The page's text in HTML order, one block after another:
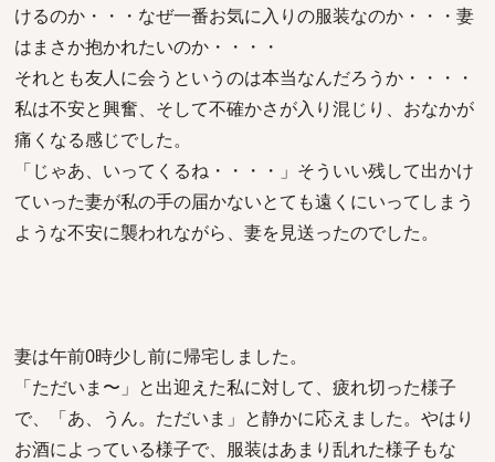
けるのか・・・なぜ一番お気に入りの服装なのか・・・妻
はまさか抱かれたいのか・・・・
それとも友人に会うというのは本当なんだろうか・・・・
私は不安と興奮、そして不確かさが入り混じり、おなかが
痛くなる感じでした。
「じゃあ、いってくるね・・・・」そういい残して出かけ
ていった妻が私の手の届かないとても遠くにいってしまう
ような不安に襲われながら、妻を見送ったのでした。
妻は午前0時少し前に帰宅しました。
「ただいま〜」と出迎えた私に対して、疲れ切った様子
で、「あ、うん。ただいま」と静かに応えました。やはり
お酒によっている様子で、服装はあまり乱れた様子もな